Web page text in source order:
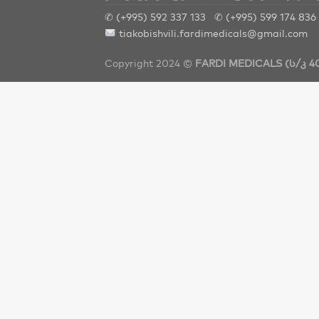
✆ (+995) 592 337 133 ✆ (+995) 599 174 836
tiakobishvili.fardimedicals@gmail.com
Copyright 2024 © FARDI MEDICALS (ს/კ